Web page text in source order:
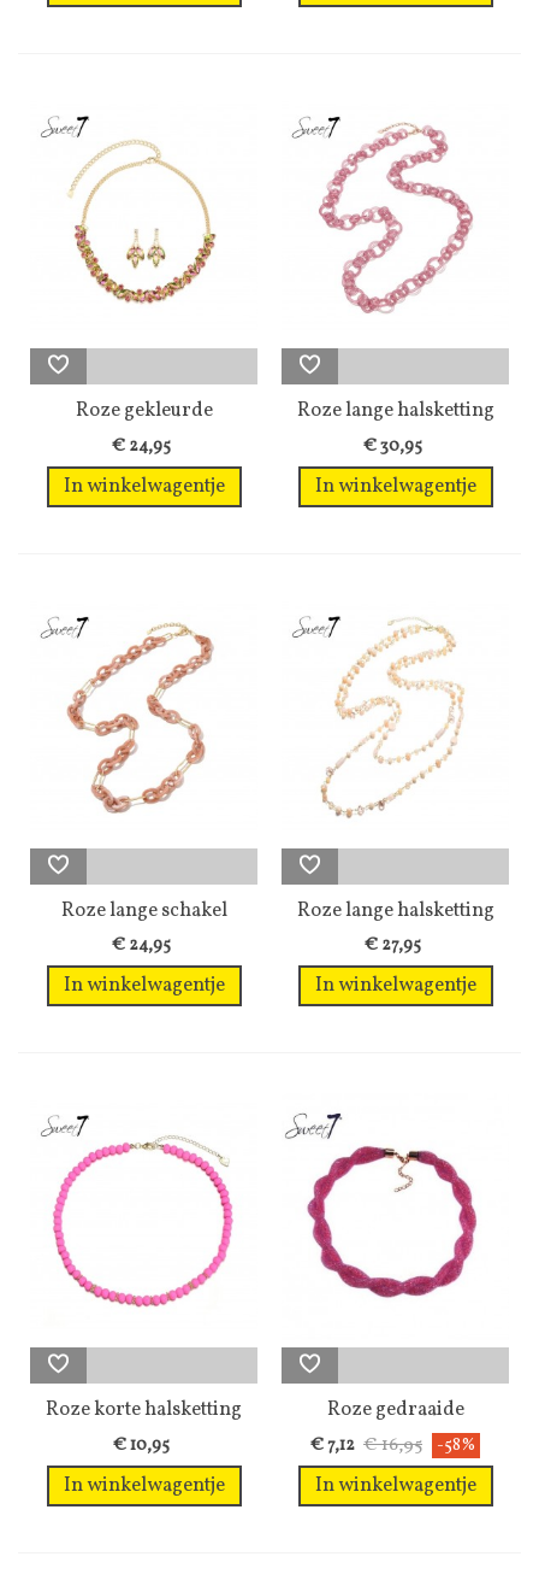
Roze gekleurde
halsketting met...
€ 24,95
In winkelwagentje
Roze lange halsketting
€ 30,95
In winkelwagentje
Roze lange schakel
halsketting...
€ 24,95
In winkelwagentje
Roze lange halsketting
met 2...
€ 27,95
In winkelwagentje
Roze korte halsketting
met...
€ 10,95
In winkelwagentje
Roze gedraaide
halsketting van...
€ 7,12 € 16,95 -58%
In winkelwagentje